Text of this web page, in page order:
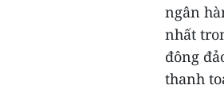
ngân
nhất
đông
thanh